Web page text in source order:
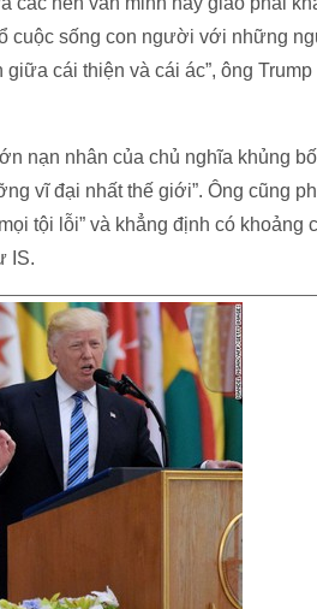
cuộc sống con người với những
cái thiện và cái ác”, ông Trump
nạn nhân của chủ nghĩa khủng
vĩ đại nhất thế giới”. Ông cũng
tội lỗi” và khẳng định có khoảng
IS.